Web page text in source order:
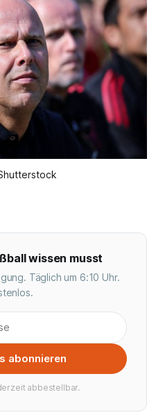
wissen musst
Täglich um 6:10 Uhr.
abonnieren
abbestellbar.